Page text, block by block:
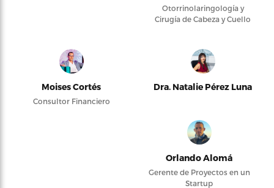
Otorrinolaringología y
Cirugía de Cabeza y Cuello
Moises Cortés
Consultor Financiero
Dra. Natalie Pérez Luna
Orlando Alomá
Gerente de Proyectos en un
Startup